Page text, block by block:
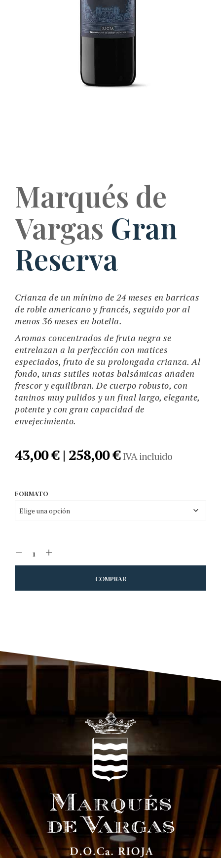
Marqués de
Vargas Gran
Reserva
Crianza de un mínimo de 24 meses en barricas
de roble americano y francés, seguido por al
menos 36 meses en botella.
Aromas concentrados de fruta negra se
entrelazan a la perfección con matices
especiados, fruto de su prolongada crianza. Al
fondo, unas sutiles notas balsámicas añaden
frescor y equilibran. De cuerpo robusto, con
taninos muy pulidos y un final largo, elegante,
potente y con gran capacidad de
envejecimiento.
43,00 € | 258,00 €IVA incluido
FORMATO
COMPRAR